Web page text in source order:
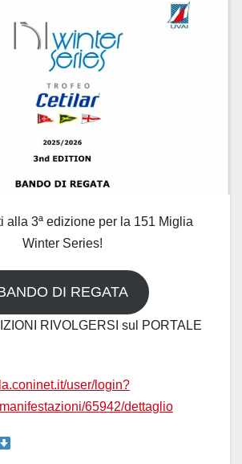
alla 3ª edizione per la 151 Miglia
Winter Series!
DI REGATA
RIVOLGERSI sul PORTALE
user/login?
65942/dettaglio